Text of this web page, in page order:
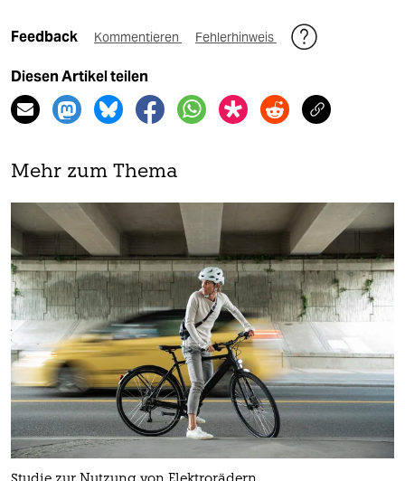
Feedback Kommentieren Fehlerhinweis
Diesen Artikel teilen
Mehr zum Thema